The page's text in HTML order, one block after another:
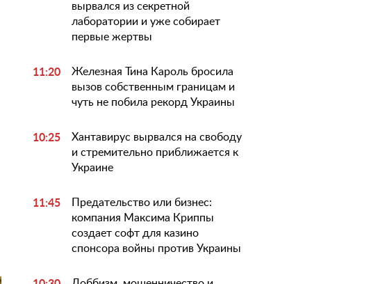
вырвался из секретной
лаборатории и уже собирает
первые жертвы
11:20
Железная Тина Кароль бросила
вызов собственным границам и
чуть не побила рекорд Украины
10:25
Хантавирус вырвался на свободу
и стремительно приближается к
Украине
11:45
Предательство или бизнес:
компания Максима Криппы
создает софт для казино
спонсора войны против Украины